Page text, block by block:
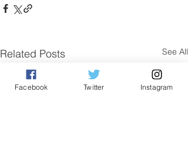
Related Posts See All
Facebook Twitter Instagram